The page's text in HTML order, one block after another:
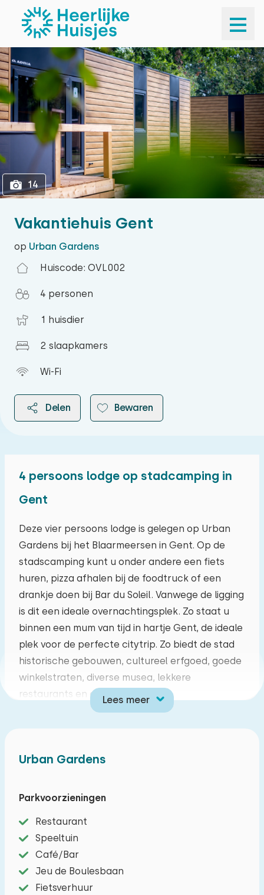
1
Vakantiehuis Gent
op Urban Gardens
Huiscode: OVL002
4 personen
1 huisdier
2 slaapkamers
Wi-Fi
Delen Bewaren
14
4 persoons lodge op stadcamping in
Gent
Deze vier persoons lodge is gelegen op Urban
Gardens bij het Blaarmeersen in Gent. Op de
stadscamping kunt u onder andere een fiets
huren, pizza afhalen bij de foodtruck of een
drankje doen bij Bar du Soleil. Vanwege de ligging
is dit een ideale overnachtingsplek. Zo staat u
binnen een mum van tijd in hartje Gent, de ideale
plek voor de perfecte citytrip. Zo biedt de stad
historische gebouwen, cultureel erfgoed, goede
winkelstraten, diverse musea, lekkere
restaurants en gezellige bars.
eethoek. De keuken is onder andere voorzien van
slaapkamer met een tweepersoonsbed en een
slaapkamer met twee éénpersoonsbedden. Ook
zijn er twee badkamers met een douche,
wastafel en toilet. Buiten is er een terras met
tuinmeubilair. U kunt de auto nabij de lodge
parkeren en er is gratis WiFi.
Lees meer
augustus 2026
ma di wo do vr za zo
27 28 29 30 31 01
03 04 05 06 07 08 09
10 11 12 13 14 15 16
17 18 19 20 21 22
Urban Gardens
Parkvoorzieningen
Restaurant
Speeltuin
Café/Bar
Jeu de Boulesbaan
Fietsverhuur